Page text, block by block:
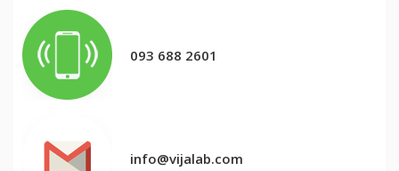
093 688 2601
info@vijalab.com